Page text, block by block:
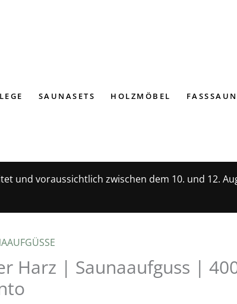
SAUNASETS HOLZMÖBEL
und voraussichtlich zwischen dem 10. und 12.
Harz | Saunaaufguss |
Ursprünglicher
Preis
war:
€9,90
Aktueller
Preis
ist: